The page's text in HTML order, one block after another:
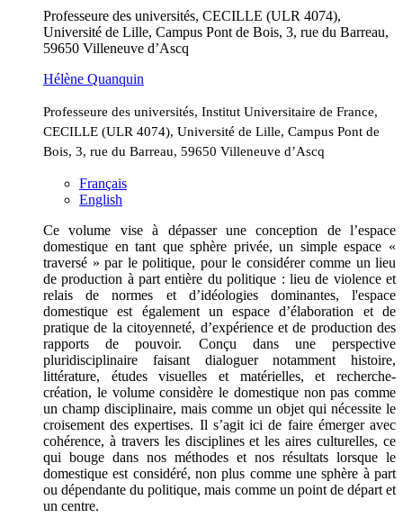
Professeure des universités, CECILLE (ULR 4074),
Université de Lille, Campus Pont de Bois, 3, rue du Barreau,
59650 Villeneuve d’Ascq
Hélène Quanquin
Professeure des universités, Institut Universitaire de France,
CECILLE (ULR 4074), Université de Lille, Campus Pont de
Bois, 3, rue du Barreau, 59650 Villeneuve d’Ascq
Français
English
Ce volume vise à dépasser une conception de l’espace
domestique en tant que sphère privée, un simple espace «
traversé » par le politique, pour le considérer comme un lieu
de production à part entière du politique : lieu de violence et
relais de normes et d’idéologies dominantes, l'espace
domestique est également un espace d’élaboration et de
pratique de la citoyenneté, d’expérience et de production des
rapports de pouvoir. Conçu dans une perspective
pluridisciplinaire faisant dialoguer notamment histoire,
littérature, études visuelles et matérielles, et recherche-
création, le volume considère le domestique non pas comme
un champ disciplinaire, mais comme un objet qui nécessite le
croisement des expertises. Il s’agit ici de faire émerger avec
cohérence, à travers les disciplines et les aires culturelles, ce
qui bouge dans nos méthodes et nos résultats lorsque le
domestique est considéré, non plus comme une sphère à part
ou dépendante du politique, mais comme un point de départ et
un centre.